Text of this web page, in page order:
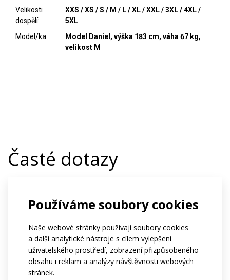
Používáme soubory cookies
Naše webové stránky používají soubory cookies
a další analytické nástroje s cílem vylepšení
uživatelského prostředí, zobrazení přizpůsobeného
obsahu i reklam a analýzy návštěvnosti webových
stránek.
Velikosti
dospělí:
XXS / XS / S / M / L / XL / XXL / 3XL / 4XL /
5XL
Model/ka:
Model Daniel, výška 183 cm, váha 67 kg,
velikost M
Časté dotazy
Kolik tento produkt stojí?
Od kolika kusů lze produkt
objednat?